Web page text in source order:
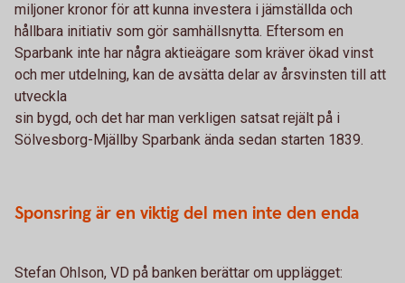
miljoner kronor för att kunna investera i jämställda och
hållbara initiativ som gör samhällsnytta. Eftersom en
Sparbank inte har några aktieägare som kräver ökad vinst
och mer utdelning, kan de avsätta delar av årsvinsten till att
utveckla
sin bygd, och det har man verkligen satsat rejält på i
Sölvesborg-Mjällby Sparbank ända sedan starten 1839.
Sponsring är en viktig del men inte den enda
Stefan Ohlson, VD på banken berättar om upplägget: